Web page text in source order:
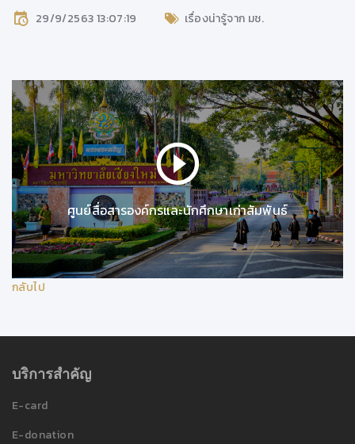
29/9/2563 13:07:19 เรื่องน่ารู้จาก มช.
ศูนย์สื่อสารองค์กรและนักศึกษาเก่าสัมพันธ์
กลับไป
บริการสำคัญ
E-card
E-donation